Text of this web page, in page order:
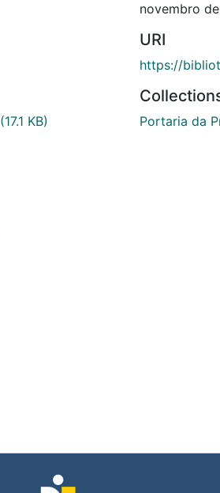
(17.1 KB)
novembro
URI
https://
Portaria da